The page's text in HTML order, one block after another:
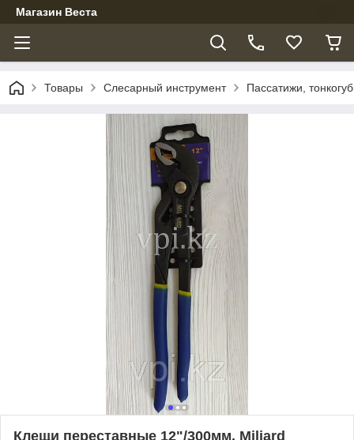
Магазин Веста
Товары Слесарный инструмент Пассатижи,
Клещи переставные 12"/300мм. Miliard